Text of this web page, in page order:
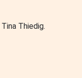
Thiedig.